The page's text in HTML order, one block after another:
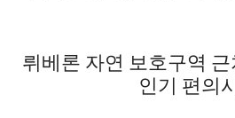
프랑스산 침구와 어우러집니다. 낮
장을 둘러보고, 와이너리를 탐험하고
에는 별빛 아래에서 와인을 즐겨보세
뤼베론 자연 보호구역
인기 편의